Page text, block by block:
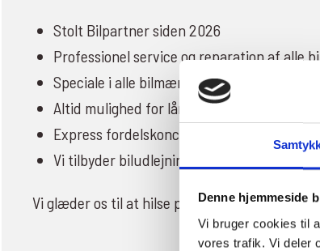
Denne hjemmeside
Vi bruger cookies til
vores trafik. Vi deler
Stolt Bilpartner siden 2026
Professionel service og reparation af alle
Speciale i alle bilmærker
Altid mulighed for lånebil, når din bil er på
Express fordelskoncept
Vi tilbyder biludlejning - Lej en bil
Vi glæder os til at hilse på dig og din bil!